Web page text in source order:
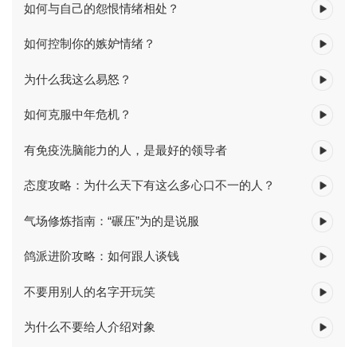
如何与自己的怨恨情绪相处？
如何控制你的嫉妒情绪？
为什么我这么易怒？
如何克服中年危机？
有免疫洗脑能力的人，是最好的领导者
态度攻略：为什么天下有这么多心口不一的人？
气场修炼指南：“碾压”为的是说服
鸽派进阶攻略：如何跟人谈钱
不要用别人的名字开玩笑
为什么不要给人介绍对象